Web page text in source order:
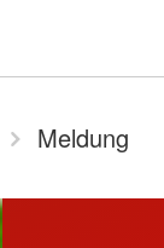
Meldung